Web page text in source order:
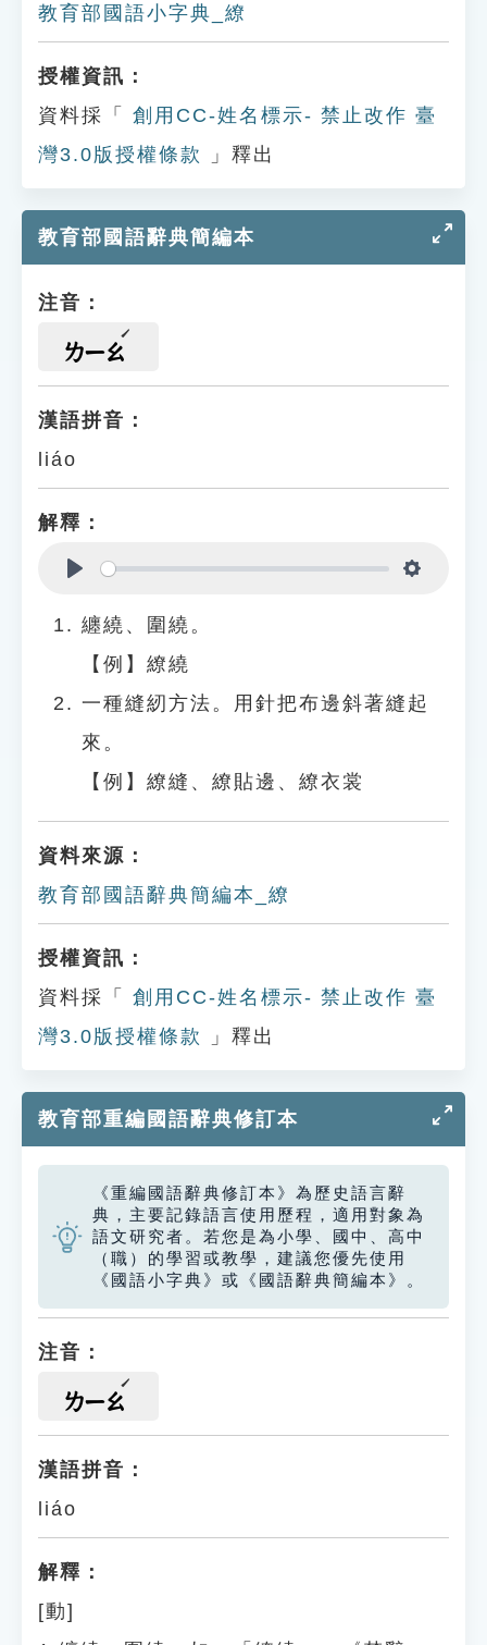
教育部國語小字典_繚
授權資訊：
資料採「
創用CC-姓名標示- 禁止改作 臺
灣3.0版授權條款
」釋出
教育部國語辭典簡編本
注音：
ㄌㄧㄠ
漢語拼音：
liáo
解釋：
纏繞、圍繞。
【例】繚繞
一種縫紉方法。用針把布邊斜著縫起
來。
【例】繚縫、繚貼邊、繚衣裳
資料來源：
教育部國語辭典簡編本_繚
授權資訊：
資料採「
創用CC-姓名標示- 禁止改作 臺
灣3.0版授權條款
」釋出
教育部重編國語辭典修訂本
《重編國語辭典修訂本》為歷史語言辭
典，主要記錄語言使用歷程，適用對象為
語文研究者。若您是為小學、國中、高中
（職）的學習或教學，建議您優先使用
《國語小字典》或《國語辭典簡編本》。
注音：
ㄌㄧㄠ
漢語拼音：
liáo
解釋：
[動]